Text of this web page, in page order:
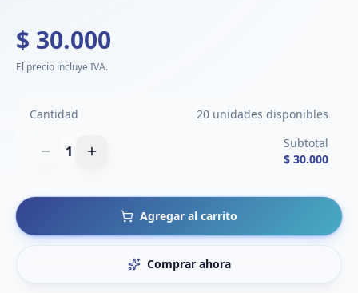
$ 30.000
El precio incluye IVA.
Cantidad 20 unidades disponibles
1
Subtotal
$ 30.000
Agregar al carrito
Comprar ahora